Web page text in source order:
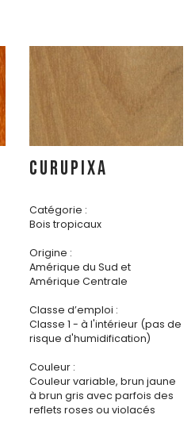
CURUPIXA
Catégorie :
Bois tropicaux
Origine :
Amérique du Sud et
Amérique Centrale
Classe d’emploi :
Classe 1 - à l'intérieur (pas de
risque d'humidification)
Couleur :
Couleur variable, brun jaune
à brun gris avec parfois des
reflets roses ou violacés